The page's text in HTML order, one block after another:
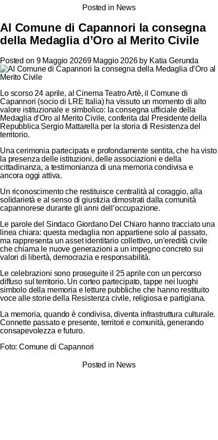
Posted in News
Al Comune di Capannori la consegna
della Medaglia d’Oro al Merito Civile
Posted on 9 Maggio 20269 Maggio 2026by Katia Gerunda
Lo scorso 24 aprile, al Cinema Teatro Artè, il Comune di
Capannori (socio di LRE Italia) ha vissuto un momento di alto
valore istituzionale e simbolico: la consegna ufficiale della
Medaglia d’Oro al Merito Civile, conferita dal Presidente della
Repubblica Sergio Mattarella per la storia di Resistenza del
territorio.
Una cerimonia partecipata e profondamente sentita, che ha visto
la presenza delle istituzioni, delle associazioni e della
cittadinanza, a testimonianza di una memoria condivisa e
ancora oggi attiva.
Un riconoscimento che restituisce centralità al coraggio, alla
solidarietà e al senso di giustizia dimostrati dalla comunità
capannorese durante gli anni dell’occupazione.
Le parole del Sindaco Giordano Del Chiaro hanno tracciato una
linea chiara: questa medaglia non appartiene solo al passato,
ma rappresenta un asset identitario collettivo, un’eredità civile
che chiama le nuove generazioni a un impegno concreto sui
valori di libertà, democrazia e responsabilità.
Le celebrazioni sono proseguite il 25 aprile con un percorso
diffuso sul territorio. Un corteo partecipato, tappe nei luoghi
simbolo della memoria e letture pubbliche che hanno restituito
voce alle storie della Resistenza civile, religiosa e partigiana.
La memoria, quando è condivisa, diventa infrastruttura culturale.
Connette passato e presente, territori e comunità, generando
consapevolezza e futuro.
Foto: Comune di Capannori
Posted in News